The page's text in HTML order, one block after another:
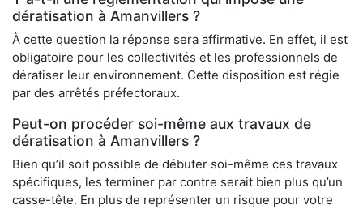
dératisation à Amanvillers ?
À cette question la réponse sera affirmative. En effet, il est
obligatoire pour les collectivités et les professionnels de
dératiser leur environnement. Cette disposition est régie
par des arrêtés préfectoraux.
Peut-on procéder soi-même aux travaux de
dératisation à Amanvillers ?
Bien qu’il soit possible de débuter soi-même ces travaux
spécifiques, les terminer par contre serait bien plus qu’un
casse-tête. En plus de représenter un risque pour votre